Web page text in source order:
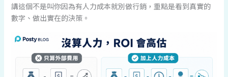
講這個不是叫你因為有人力成本就別做行銷，重點是看到真實的
數字、做出實在的決策。